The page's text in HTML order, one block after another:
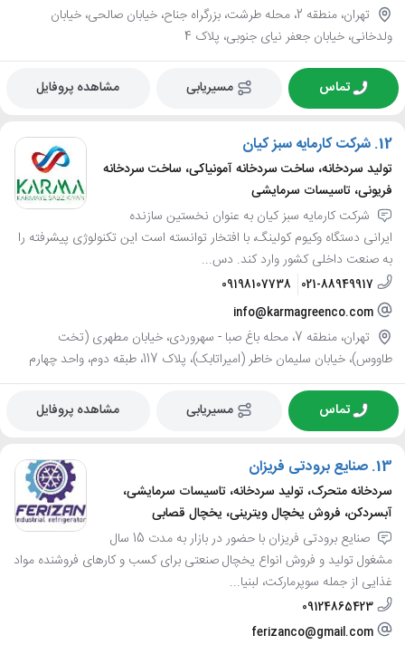
تهران، منطقه 2، محله طرشت، بزرگراه جناح، خیابان صالحی، خیابان
ولدخانی، خیابان جعفر نیای جنوبی، پلاک 4
تماس مسیریابی مشاهده پروفایل
12. شرکت کارمایه سبز کیان
تولید سردخانه، ساخت سردخانه آمونیاکی، ساخت سردخانه
فریونی، تاسیسات سرمایشی
شرکت کارمایه سبز کیان به عنوان نخستین سازنده
ایرانی دستگاه وکیوم کولینگ، با افتخار توانسته است این تکنولوژی پیشرفته را
به صنعت داخلی کشور وارد کند. دس...
021-88949917
09198107738
info@karmagreenco.com
تهران، منطقه 7، محله باغ صبا - سهروردی، خیابان مطهری (تخت
طاووس)، خیابان سلیمان خاطر (امیراتابک)، پلاک 117، طبقه دوم، واحد چهارم
تماس مسیریابی مشاهده پروفایل
13. صنایع برودتی فریزان
سردخانه متحرک، تولید سردخانه، تاسیسات سرمایشی،
آبسردکن، فروش یخچال ویترینی، یخچال قصابی
صنایع برودتی فریزان با حضور در بازار به مدت 15 سال
مشغول تولید و فروش انواع یخچال صنعتی برای کسب و کارهای فروشنده مواد
غذایی از جمله سوپرمارکت، لبنیا...
09124865423
ferizanco@gmail.com